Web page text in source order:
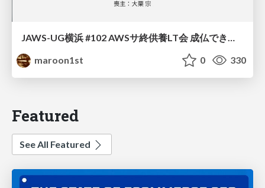
JAWS-UG横浜 #102 AWSサ終供養LT会 成仏できない AWS サービスたち 〜本日、三体供養します〜
maroon1st
0 330
Featured
See All Featured